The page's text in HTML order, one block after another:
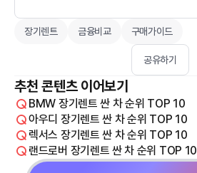
장기렌트 금융비교 구매가이드
공유하기
추천 콘텐츠 이어보기
BMW 장기렌트 싼 차 순위 TOP 10
아우디 장기렌트 싼 차 순위 TOP 10
렉서스 장기렌트 싼 차 순위 TOP 10
랜드로버 장기렌트 싼 차 순위 TOP 10